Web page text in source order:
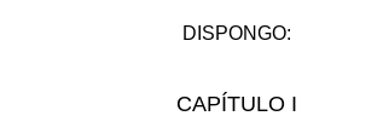
DISPONGO:
CAPÍTULO I